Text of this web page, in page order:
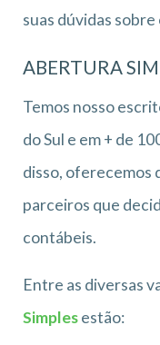
suas dúvidas
ABERTURA
Temos nosso
do Sul e em + de
disso, oferecemos
parceiros que
contábeis.
Entre as diversas
Simplesestão: